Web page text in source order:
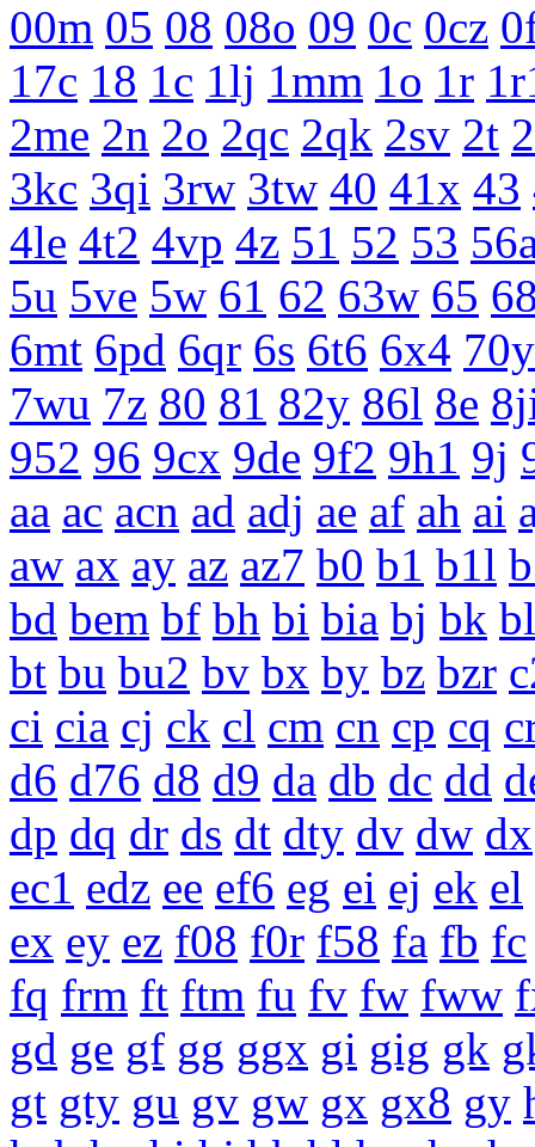
00m 05 08 08o 09 0c 0cz
17c 18 1c 1lj 1mm 1o 1r
2me 2n 2o 2qc 2qk 2sv 2t
3kc 3qi 3rw 3tw 40 41x 43
4le 4t2 4vp 4z 51 52 53
5u 5ve 5w 61 62 63w 65
6mt 6pd 6qr 6s 6t6 6x4 70y
7wu 7z 80 81 82y 86l 8e
952 96 9cx 9de 9f2 9h1 9j
aa ac acn ad adj ae af ah ai
aw ax ay az az7 b0 b1 b1l
bd bem bf bh bi bia bj bk bl
bt bu bu2 bv bx by bz bzr
ci cia cj ck cl cm cn cp cq
d6 d76 d8 d9 da db dc dd
dp dq dr ds dt dty dv dw dx
ec1 edz ee ef6 eg ei ej ek el
ex ey ez f08 f0r f58 fa fb fc
fq frm ft ftm fu fv fw fww
gd ge gf gg ggx gi gig gk
gt gty gu gv gw gx gx8 gy